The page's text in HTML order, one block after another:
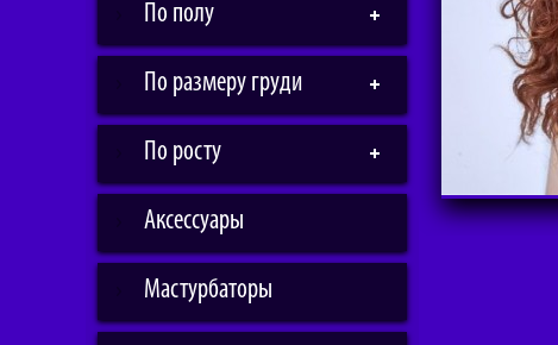
По полу
По размеру груди
По росту
Аксессуары
Мастурбаторы